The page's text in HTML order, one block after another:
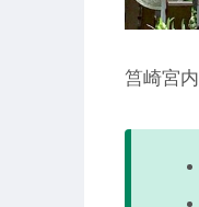
筥崎宮